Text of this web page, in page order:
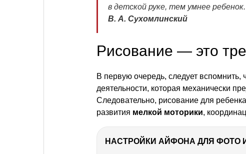
в детской руке, тем умнее ребенок.
В. А. Сухомлинский
Рисование — это
В первую очередь, следует вспомнить,
деятельности, которая механически
Следовательно, рисование для
развития мелкой моторики,
НАСТРОЙКИ АЙФОНА ДЛЯ ФОТО